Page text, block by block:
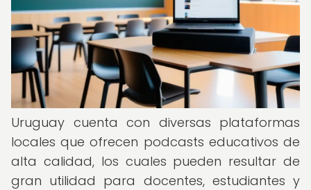
Uruguay cuenta con diversas plataformas
locales que ofrecen podcasts educativos de
alta calidad, los cuales pueden resultar de
gran utilidad para docentes, estudiantes y